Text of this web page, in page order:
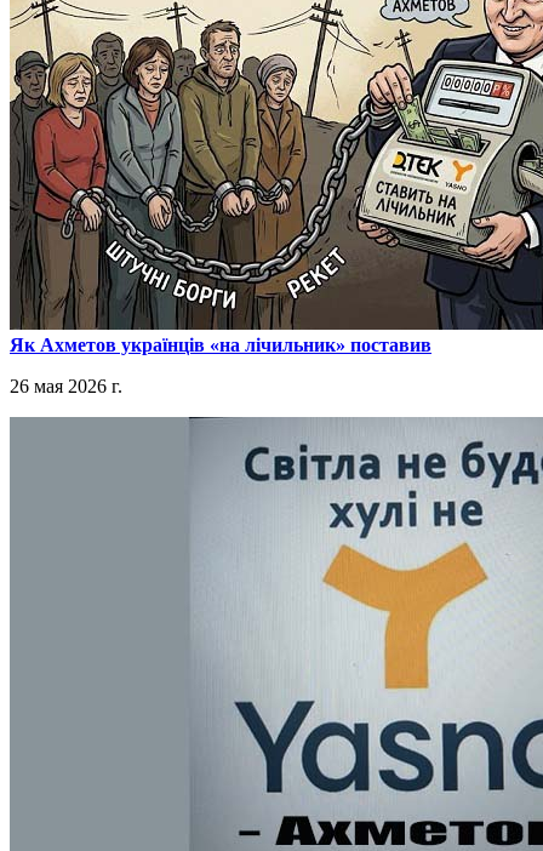
​Як Ахметов українців «на лічильник» поставив
26 мая 2026 г.